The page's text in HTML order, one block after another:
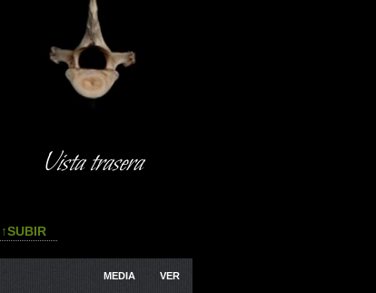
Vista trasera
↑SUBIR
MEDIA VER